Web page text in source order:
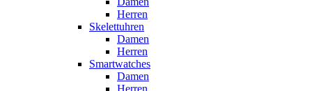
Herren
Skelettuhren
Damen
Herren
Smartwatches
Damen
Herren